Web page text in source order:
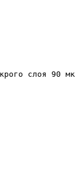
слоя 90